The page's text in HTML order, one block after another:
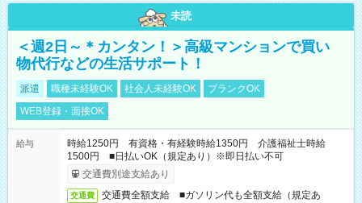
未読
＜週2日～＊カンタン！＞高級マンションで買い
物代行などの生活サポート！
派遣 職種未経験OK 社会人未経験OK
ブランクOK
WEB登録・面接OK
給与
時給1250円 有資格・有経験時給1350円 介護福祉士時給
1500円 ■日払いOK（規定あり）※即日払い不可
交通費別途支給あり
交通費
交通費全額支給 ■ガソリン代も全額支給（規定あ